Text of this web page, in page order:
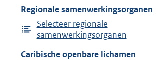
Regionale samenwerkingsorganen
Selecteer regionale
samenwerkingsorganen
Caribische openbare lichamen